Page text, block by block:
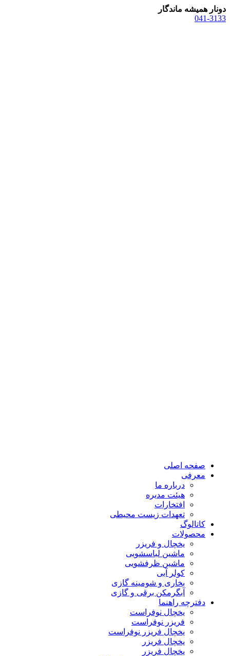
دونار همیشه ماندگار
041-3133
صفحه اصلی
معرفی
درباره ما
هیئت مدیره
افتخارات
تعهدات زیست محیطی
کاتالوگ
محصولات
یخچال و فریزر
ماشین لباسشویی
ماشین ظرفشویی
کولر آبی
بخاری و شومینه گازی
آبگرمکن برقی و گازی
دفترچه راهنما
یخچال نوفراست
فریزر نوفراست
یخچال فریزر نوفراست
یخچال فریزر
یخچال فریزر